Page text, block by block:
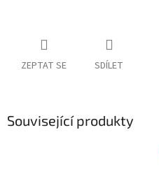
ZEPTAT SE SDÍLET
Související produkty